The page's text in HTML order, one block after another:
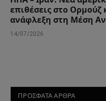
επιθέσεις στο Ορμούζ
ανάφλεξη στη Μέση
14/07/2026
ΠΡΟΣΦΑΤΑ ΑΡΘΡΑ